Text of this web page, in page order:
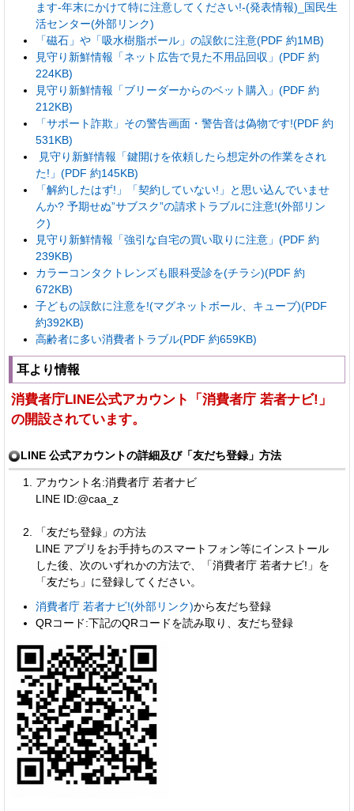
ます-年末にかけて特に注意してください!-(発表情報)_国民生
活センター(外部リンク)
「磁石」や「吸水樹脂ボール」の誤飲に注意(PDF 約1MB)
見守り新鮮情報「ネット広告で見た不用品回収」(PDF 約
224KB)
見守り新鮮情報「ブリーダーからのベット購入」(PDF 約
212KB)
「サポート詐欺」その警告画面・警告音は偽物です!(PDF 約
531KB)
見守り新鮮情報「鍵開けを依頼したら想定外の作業をされ
た!」(PDF 約145KB)
「解約したはず!」「契約していない!」と思い込んでいませ
んか? 予期せぬ”サブスク”の請求トラブルに注意!(外部リン
ク)
見守り新鮮情報「強引な自宅の買い取りに注意」(PDF 約
239KB)
カラーコンタクトレンズも眼科受診を(チラシ)(PDF 約
672KB)
子どもの誤飲に注意を!(マグネットボール、キューブ)(PDF
約392KB)
高齢者に多い消費者トラブル(PDF 約659KB)
耳より情報
消費者庁LINE公式アカウント「消費者庁 若者ナビ!」
の開設されています。
LINE 公式アカウントの詳細及び「友だち登録」方法
アカウント名:消費者庁 若者ナビ
LINE ID:@caa_z
「友だち登録」の方法
LINE アプリをお手持ちのスマートフォン等にインストール
した後、次のいずれかの方法で、「消費者庁 若者ナビ!」を
「友だち」に登録してください。
消費者庁 若者ナビ!(外部リンク)から友だち登録
QRコード:下記のQRコードを読み取り、友だち登録